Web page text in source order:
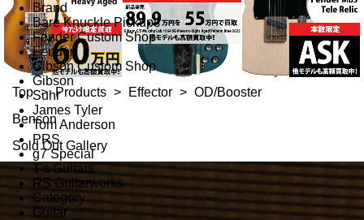
Brand
Bare Knuckle Pickups
Fender Custom Shop
Fender
Gibson Custom Shop
Gibson
Suhr
James Tyler
Tom Anderson
PRS
g7 Special
T's Guitars
RS Guitarworks
Category
Guitar
Top > Products > Effector > OD/Booster
Benson
Sold Out Gallery